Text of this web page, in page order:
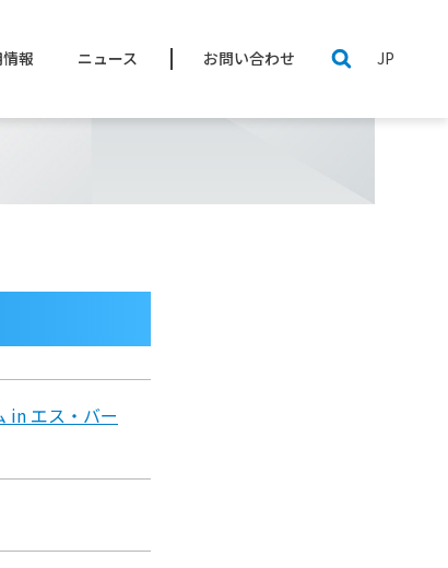
注目製品
資材調達
報 ニュース お問い合わせ JP
in エス・バー